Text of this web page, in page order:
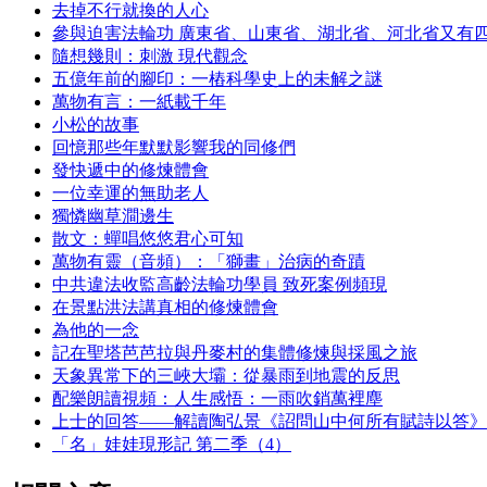
去掉不行就換的人心
參與迫害法輪功 廣東省、山東省、湖北省、河北省又有
隨想幾則：刺激 現代觀念
五億年前的腳印：一樁科學史上的未解之謎
萬物有言：一紙載千年
小松的故事
回憶那些年默默影響我的同修們
發快遞中的修煉體會
一位幸運的無助老人
獨憐幽草澗邊生
散文：蟬唱悠悠君心可知
萬物有靈（音頻）：「獅畫」治病的奇蹟
中共違法收監高齡法輪功學員 致死案例頻現
在景點洪法講真相的修煉體會
為他的一念
記在聖塔芭芭拉與丹麥村的集體修煉與採風之旅
天象異常下的三峽大壩：從暴雨到地震的反思
配樂朗讀視頻：人生感悟：一雨吹銷萬裡塵
上士的回答——解讀陶弘景《詔問山中何所有賦詩以答》
「名」娃娃現形記 第二季（4）